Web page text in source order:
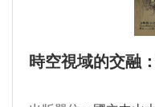
時空視域的交融